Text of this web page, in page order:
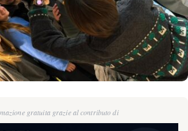
gratuita grazie al contributo di